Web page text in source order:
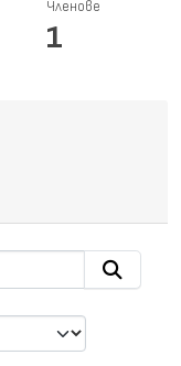
Членове
1